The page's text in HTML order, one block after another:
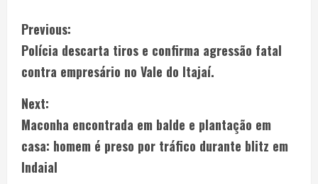
Previous:
Polícia descarta tiros e confirma agressão fatal
contra empresário no Vale do Itajaí.
Next:
Maconha encontrada em balde e plantação em
casa: homem é preso por tráfico durante blitz em
Indaial